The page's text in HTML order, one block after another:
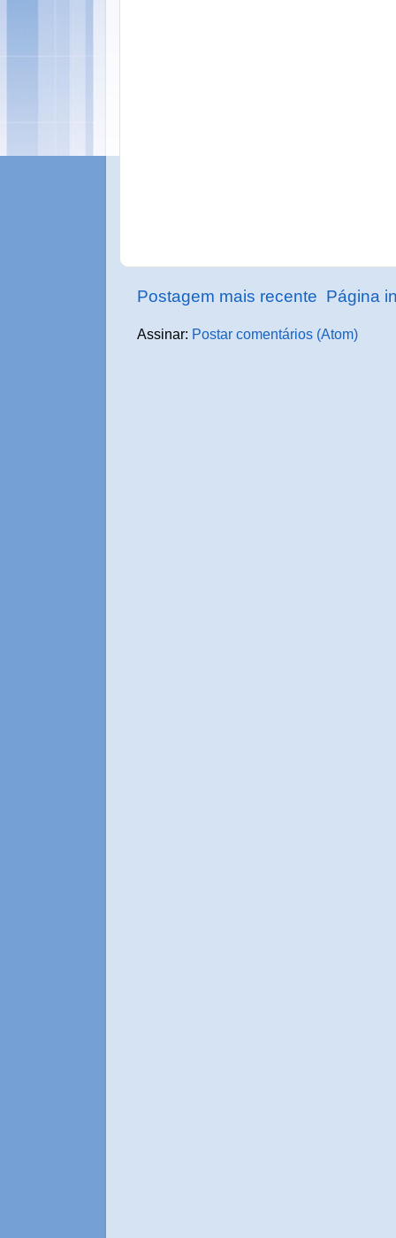
Postagem mais recente Página
Assinar: Postar comentários (Atom)